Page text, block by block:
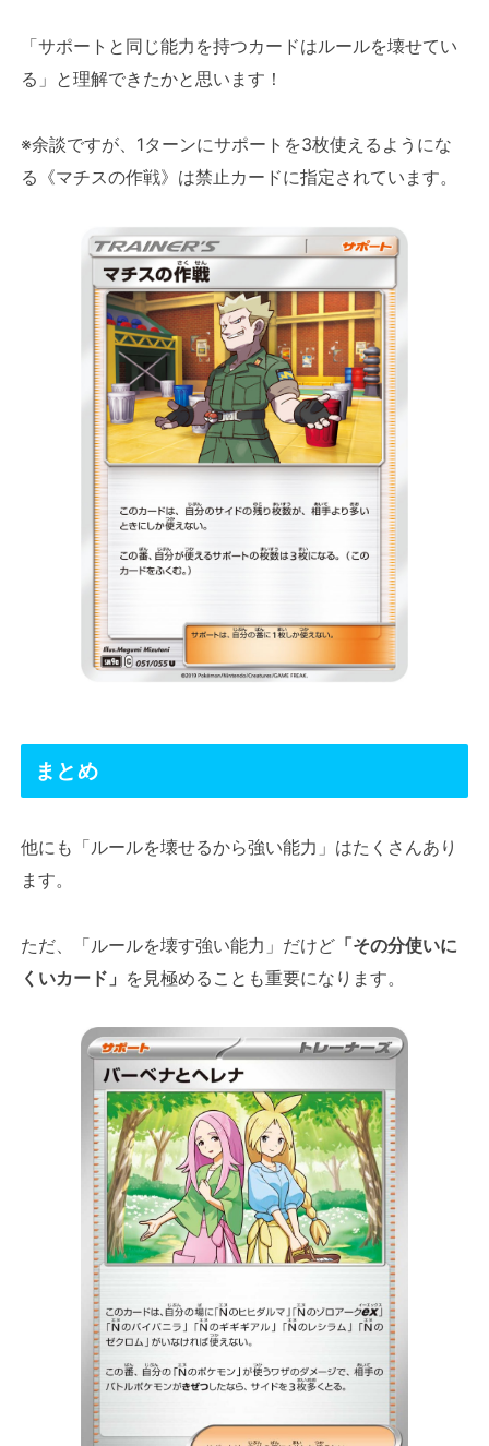
「サポートと同じ能力を持つカードはルールを壊せてい
る」と理解できたかと思います！
※余談ですが、1ターンにサポートを3枚使えるようにな
る《マチスの作戦》は禁止カードに指定されています。
まとめ
他にも「ルールを壊せるから強い能力」はたくさんあり
ます。
ただ、「ルールを壊す強い能力」だけど 「その分使いに
くいカード」 を見極めることも重要になります。